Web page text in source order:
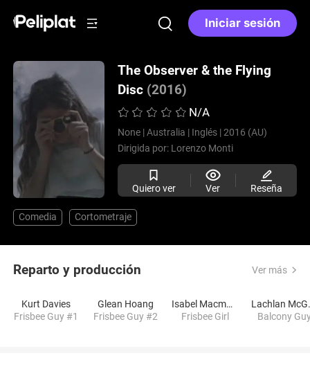
Iniciar sesión
The Observer & the Flying
Disc (2016)
N/A
None | Australia | Inglés | 2016 (AU)
Dirigida por: Lorenzo Monti
Quiero ver Ver Reseña
Comedia Cortometraje
Reparto y producción Ver más
Kurt Davies
Frisbee Guy #1
Glean Hoang
Frisbee Guy #2
Isabel Macmaster
Frisbee Girl
Balcony